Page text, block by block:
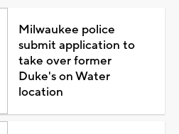
Milwaukee police
submit application to
take over former
Duke's on Water
location